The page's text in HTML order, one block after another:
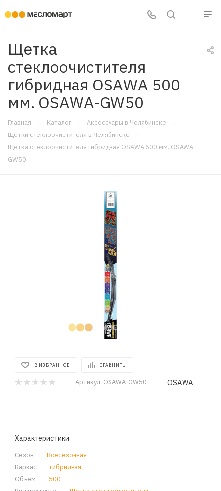
Щетка
стеклоочистителя
гибридная OSAWA 500
мм. OSAWA-GW50
Главная — Каталог — Аксессуары в Челябинске —
Щётки стеклоочистителя в Челябинске —
Щетка стеклоочистителя гибридная OSAWA 500 мм. OSAWA-
GW50
В ИЗБРАННОЕ СРАВНИТЬ
Артикул: OSAWA-GW50 OSAWA
Характеристики
Сезон — Всесезонная
Каркас — гибридная
Объем — 500